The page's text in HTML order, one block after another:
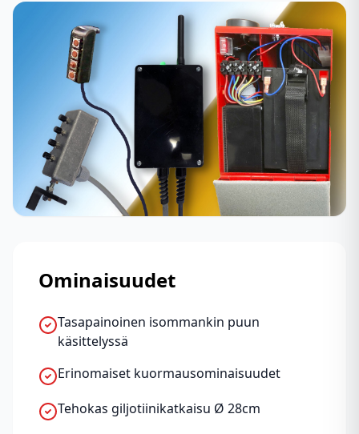
Ominaisuudet
Tasapainoinen isommankin puun
käsittelyssä
Erinomaiset kuormausominaisuudet
Tehokas giljotiinikatkaisu Ø 28cm